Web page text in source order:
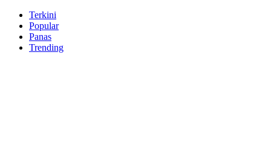
Terkini
Popular
Panas
Trending